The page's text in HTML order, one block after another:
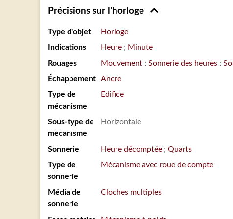
Précisions sur l'horloge
Type d'objet
Horloge
Indications
Heure
Minute
Rouages
Mouvement Sonnerie des heures
Échappement
Ancre
Type de
mécanisme
Edifice
Sous-type de
mécanisme
Horizontale
Sonnerie Heure décomptée
Quarts
Type de
sonnerie
Mécanisme avec roue de compte
Média de
sonnerie
Cloches multiples